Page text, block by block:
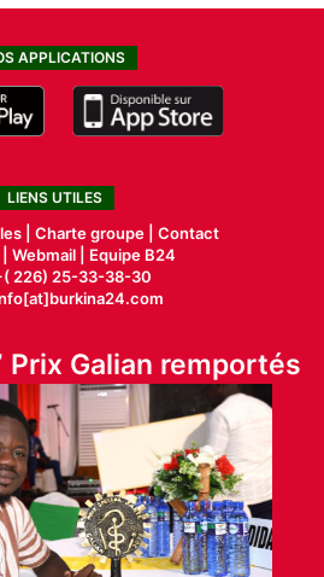
APPLICATIONS
LIENS UTILES
| Charte groupe | Contact
Webmail |
Equipe B24
226) 25-33-38-30
Prix Galian remportés